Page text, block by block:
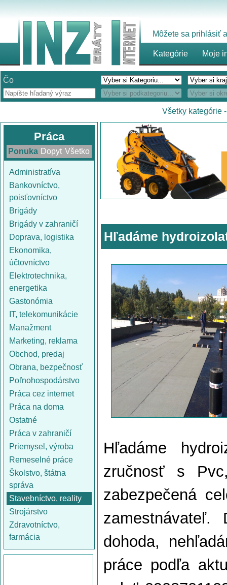
Môžete sa prihlásiť
Kategórie Moje
Čo
Všetky kategórie
Práca
Ponuka Dopyt Všetko
Administratíva
Bankovníctvo,
poisťovníctvo
Brigády
Brigády v zahraničí
Doprava, logistika
Ekonomika,
účtovníctvo
Elektrotechnika,
energetika
Gastonómia
IT, telekomunikácie
Manažment
Marketing, reklama
Obchod, predaj
Obrana, bezpečnosť
Poľnohospodárstvo
Práca cez internet
Práca na doma
Ostatné
Práca v zahraničí
Priemysel, výroba
Remeselné práce
Školstvo, štátna
správa
Stavebníctvo, reality
Strojárstvo
Zdravotníctvo,
farmácia
Hľadáme
Hľadáme
zručnosť s
zabezpečená
zamestnávateľ.
dohoda,
práce podľa